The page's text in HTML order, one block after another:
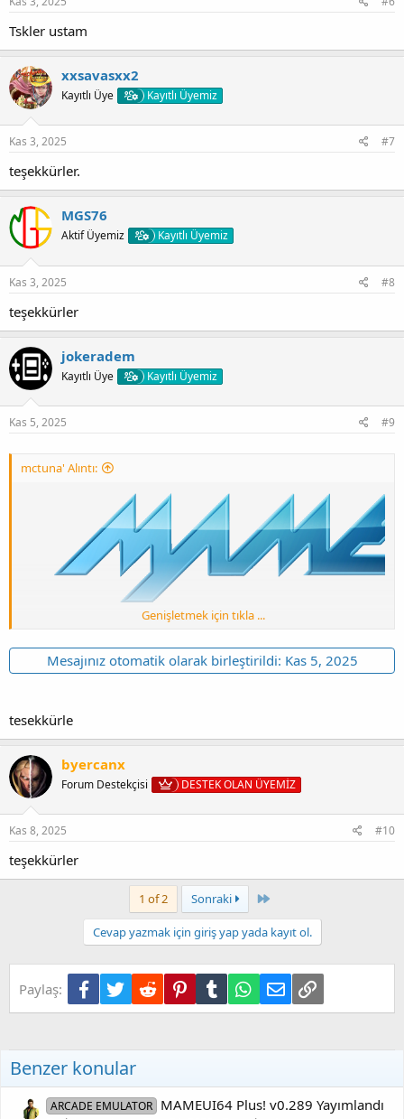
[Gizli içerik]
[Gizli içerik]
Tskler ustam
xxsavasxx2
Kayıtlı Üye Kayıtlı Üyemiz
Kas 3, 2025 #7
teşekkürler.
MGS76
Aktif Üyemiz Kayıtlı Üyemiz
Kas 3, 2025 #8
teşekkürler
jokeradem
Kayıtlı Üye Kayıtlı Üyemiz
Kas 5, 2025 #9
mctuna' Alıntı:
YENİLİKLER
FULL ROMS PACK
Genişletmek için tıkla ...
Mesajınız otomatik olarak birleştirildi: Kas 5, 2025
tesekkürle
byercanx
Forum Destekçisi DESTEK OLAN ÜYEMİZ
Kas 8, 2025 #10
teşekkürler
1 of 2 Sonraki Son
Cevap yazmak için giriş yap yada kayıt ol.
Paylaş: Facebook
TwitterReddit PinterestTumblr WhatsApp
E-postaLink
Benzer konular
ARCADE EMULATOR MAMEUI64 Plus! v0.289 Yayımlandı